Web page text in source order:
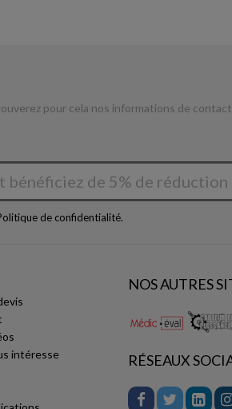
pour cela nos informations de
de confidentialité.
intéresse
NOS AUTRES
RÉSEAUX